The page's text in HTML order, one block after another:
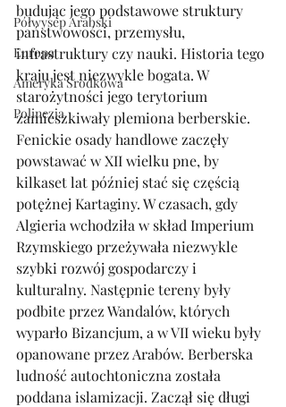
Półwysep Arabski
Europa
Ameryka Środkowa
Polinezja
budując jego podstawowe struktury
państwowości, przemysłu,
infrastruktury czy nauki. Historia tego
kraju jest niezwykle bogata. W
starożytności jego terytorium
zamieszkiwały plemiona berberskie.
Fenickie osady handlowe zaczęły
powstawać w XII wielku pne, by
kilkaset lat później stać się częścią
potężnej Kartaginy. W czasach, gdy
Algieria wchodziła w skład Imperium
Rzymskiego przeżywała niezwykle
szybki rozwój gospodarczy i
kulturalny. Następnie tereny były
podbite przez Wandalów, których
wyparło Bizancjum, a w VII wieku były
opanowane przez Arabów. Berberska
ludność autochtoniczna została
poddana islamizacji. Zaczął się długi